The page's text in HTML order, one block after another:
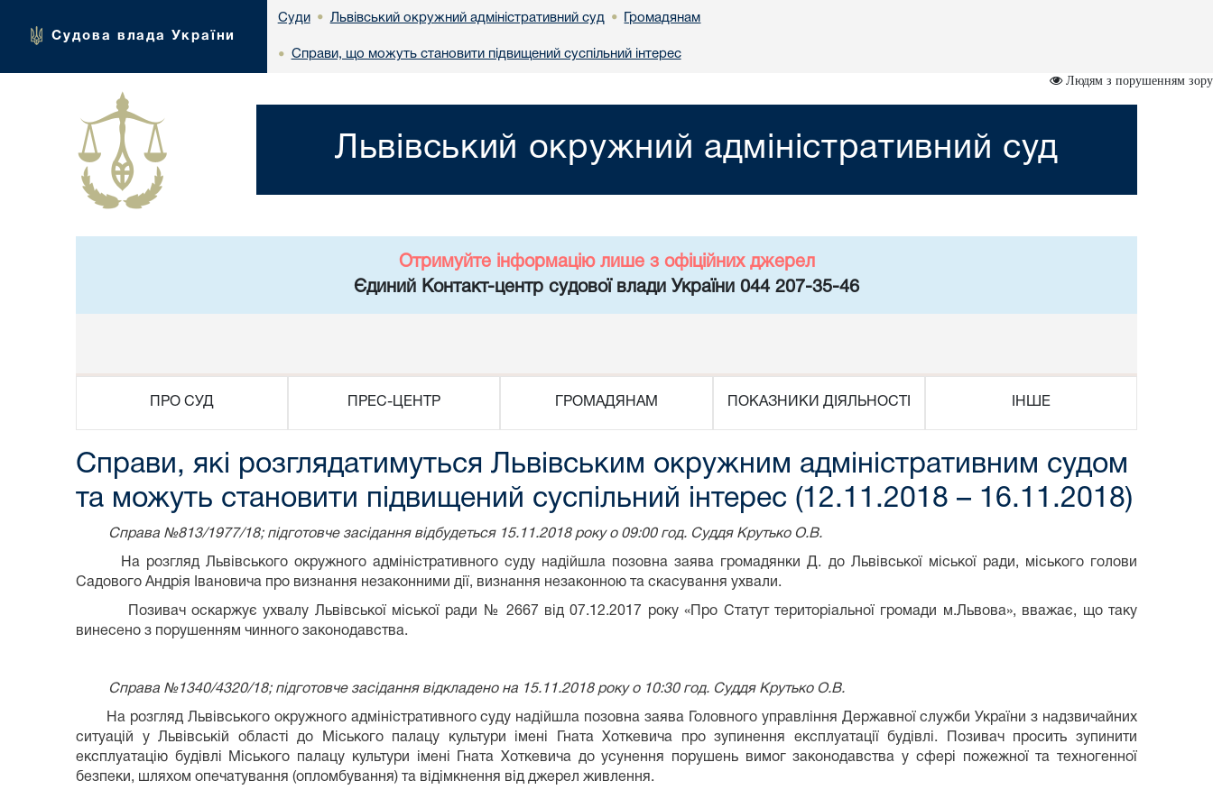
Судова влада України
Суди • Львівський окружний адміністративний суд • Громадянам
• Справи, що можуть становити підвищений суспільний інтерес
Людям з порушенням зору
Львівський окружний адміністративний суд
Отримуйте інформацію лише з офіційних джерел
Єдиний Контакт-центр судової влади України 044 207-35-46
ПРО СУД ПРЕС-ЦЕНТР ГРОМАДЯНАМ ПОКАЗНИКИ ДІЯЛЬНОСТІ ІНШЕ
Справи, які розглядатимуться Львівським окружним адміністративним судом
та можуть становити підвищений суспільний інтерес (12.11.2018 – 16.11.2018)
Справа №813/1977/18; підготовче засідання відбудеться 15.11.2018 року о 09:00 год. Суддя Крутько О.В.
На розгляд Львівського окружного адміністративного суду надійшла позовна заява громадянки Д. до Львівської міської ради, міського голови
Садового Андрія Івановича про визнання незаконними дії, визнання незаконною та скасування ухвали.
Позивач оскаржує ухвалу Львівської міської ради № 2667 від 07.12.2017 року «Про Статут територіальної громади м.Львова», вважає, що таку
винесено з порушенням чинного законодавства.
Справа №1340/4320/18; підготовче засідання відкладено на 15.11.2018 року о 10:30 год. Суддя Крутько О.В.
На розгляд Львівського окружного адміністративного суду надійшла позовна заява Головного управління Державної служби України з надзвичайних
ситуацій у Львівській області до Міського палацу культури імені Гната Хоткевича про зупинення експлуатації будівлі. Позивач просить зупинити
експлуатацію будівлі Міського палацу культури імені Гната Хоткевича до усунення порушень вимог законодавства у сфері пожежної та техногенної
безпеки, шляхом опечатування (опломбування) та відімкнення від джерел живлення.